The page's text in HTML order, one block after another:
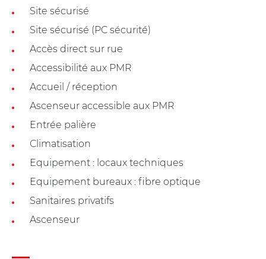
Site sécurisé
Site sécurisé (PC sécurité)
Accès direct sur rue
Accessibilité aux PMR
Accueil / réception
Ascenseur accessible aux PMR
Entrée palière
Climatisation
Equipement : locaux techniques
Equipement bureaux : fibre optique
Sanitaires privatifs
Ascenseur